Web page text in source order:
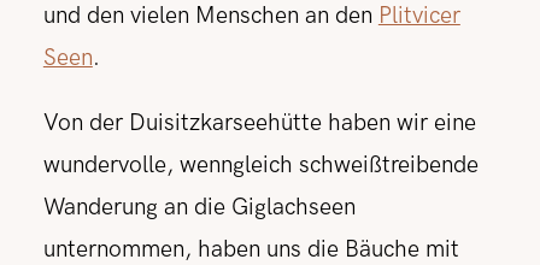
und den vielen Menschen an den Plitvicer
Seen.
Von der Duisitzkarseehütte haben wir eine
wundervolle, wenngleich schweißtreibende
Wanderung an die Giglachseen
unternommen, haben uns die Bäuche mit